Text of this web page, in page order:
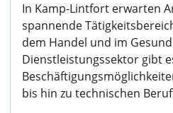
In Kamp-Lintfort erwarten
spannende
dem Handel und im
Dienstleistungssektor gibt
bis hin zu technischen